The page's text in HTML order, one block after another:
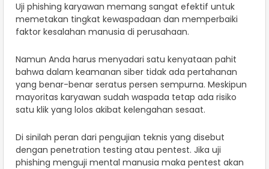
Uji phishing karyawan memang sangat efektif untuk
memetakan tingkat kewaspadaan dan memperbaiki
faktor kesalahan manusia di perusahaan.
Namun Anda harus menyadari satu kenyataan pahit
bahwa dalam keamanan siber tidak ada pertahanan
yang benar-benar seratus persen sempurna. Meskipun
mayoritas karyawan sudah waspada tetap ada risiko
satu klik yang lolos akibat kelengahan sesaat.
Di sinilah peran dari pengujian teknis yang disebut
dengan penetration testing atau pentest. Jika uji
phishing menguji mental manusia maka pentest akan